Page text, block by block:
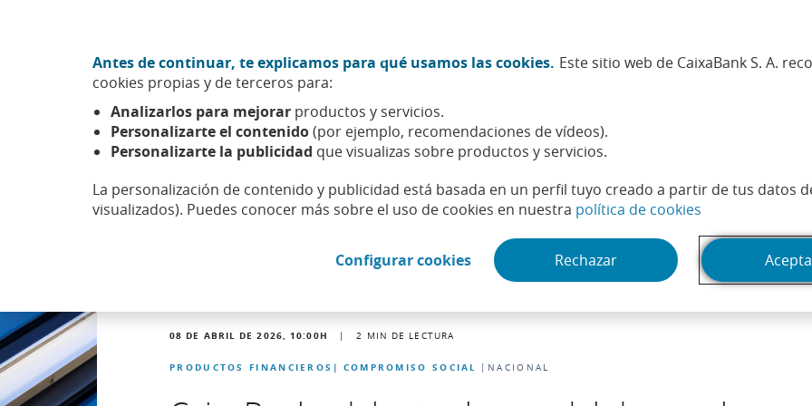
Antes de continuar, te explicamos para qué usamos las cookies. Este sitio web de CaixaBank S. A.
cookies propias y de terceros para:
Analizarlos para mejorar productos y servicios.
Personalizarte el contenido(por ejemplo, recomendaciones de vídeos).
Personalizarte la publicidad que visualizas sobre productos y servicios.
La personalización de contenido y publicidad está basada en un perfil tuyo creado a partir de tus datos
visualizados). Puedes conocer más sobre el uso de cookies en nuestra política de cookies
Configurar cookies(Abrir en ventana nueva)
Rechazar
Sobre nosotros
Actualidad Noticias Detalle noticia
08 DE ABRIL DE 2026, 10:00H |2 MIN DE LECTURA
PRODUCTOS FINANCIEROS COMPROMISO SOCIAL NACIONAL